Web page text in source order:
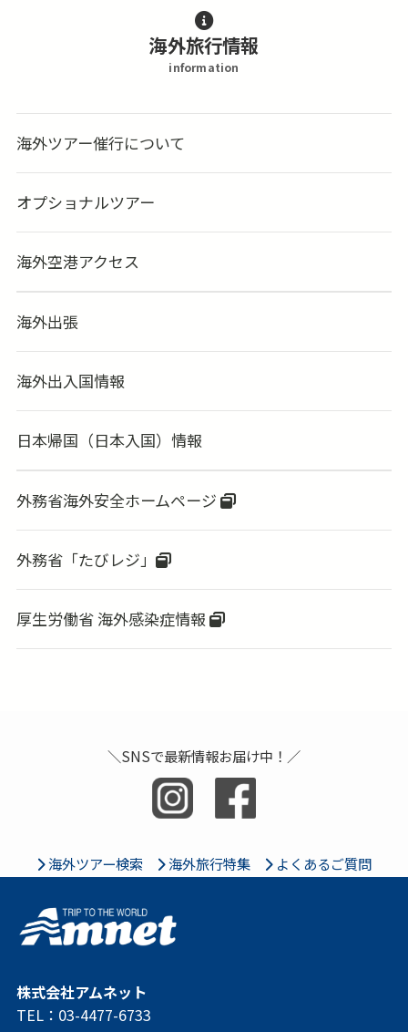
海外旅行情報
information
海外ツアー催行について
オプショナルツアー
海外空港アクセス
海外出張
海外出入国情報
日本帰国（日本入国）情報
外務省海外安全ホームページ
外務省「たびレジ」
厚生労働省 海外感染症情報
＼SNSで最新情報お届け中！／
海外ツアー検索 海外旅行特集 よくあるご質問
株式会社アムネット
TEL：03-4477-6733